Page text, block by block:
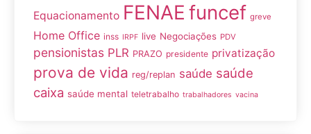
Equacionamento FENAE funcef greve
Home Office inss IRPF live Negociações PDV
pensionistas PLR PRAZO presidente privatização
prova de vida reg/replan saúde saúde
caixa saúde mental teletrabalho trabalhadores vacina